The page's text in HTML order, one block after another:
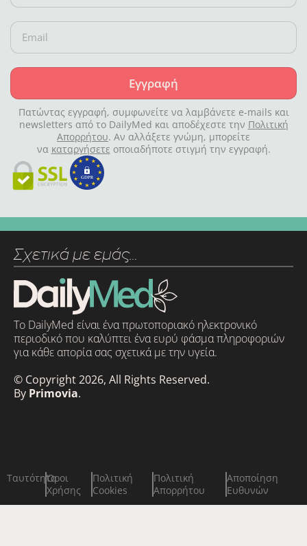
Εγγραφή
Πατώντας εγγραφή, συμφωνείτε να λαμβάνετε e-mails και
newsletters από το DailyMed και αποδέχεστε την Πολιτική
Απορρήτου. Αν αλλάξετε γνώμη, μπορείτε
να καταργήσετε οποιαδήποτε στιγμή την εγγραφή.
Σχετικά με εμάς…
Το DailyMed είναι ένα πρωτοποριακό ηλεκτρονικό
περιοδικό που καλύπτει ένα ευρύ φάσμα πληροφοριών
για κάθε απορία σας σχετικά με την υγεία.
© Copyright 2026, All Rights Reserved.
By Primovia.
ΤαυτότηταΌροι
Χρήσης
Πολιτική
Cookies
Πολιτική
Απορρήτου
Αποποίηση
Ευθυνών